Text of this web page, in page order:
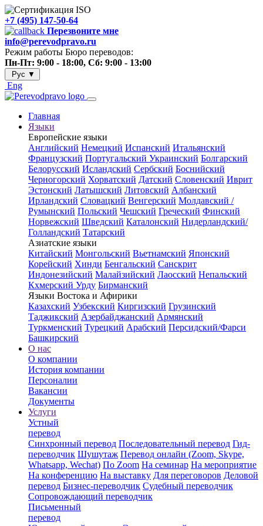
+7 (495) 147-50-64
Перезвоните мне
info@perevodpravo.ru
Режим работы Бюро переводов:
Пн-Пт: 9:00 - 18:00, Сб: 9:00 - 13:00
Рус ▼
Eng
Главная
Языки
Европейские языки
Английский Немецкий Испанский Итальянский
Французский Португальский Украинский Болгарский
Белорусский Исландский Сербский Боснийский
Черногорский Хорватский Датский Словенский Иврит
Эстонский Латышский Литовский Албанский
Ирландский Словацкий Венгерский Молдавский /
Румынский Польский Чешский Греческий Финский
Норвежский Шведский Каталонский Нидерландский/
Голландский Татарский
Азиатские языки
Китайский Монгольский Вьетнамский Японский
Корейский Хинди Бенгальский Санскрит
Индонезийский Малайзийский Лаосский Непальский
Кхмерский Урду Бирманский
Языки Востока и Афирики
Казахский Узбекский Киргизский Грузинский
Таджикский Азербайджанский Армянский
Туркменский Турецкий Арабский Персидский/Фарси
Башкирский
О нас
О компании
История компании
Персоналии
Вакансии
Документы
Услуги
Устный
перевод
Синхронный перевод Последовательный перевод Гид-
переводчик Шушутаж Перевод онлайн (Zoom, Skype,
Whatsapp, Wechat) По Zoom На семинар На мероприятие
На конференцию На выставку Для переговоров Деловой
перевод Бизнес-переводчик Судебный переводчик
Сопровождающий переводчик
Письменный
перевод